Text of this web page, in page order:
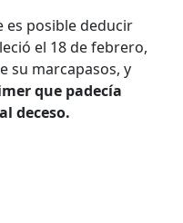
es posible deducir
el 18 de febrero,
su marcapasos, y
que padecía
deceso.